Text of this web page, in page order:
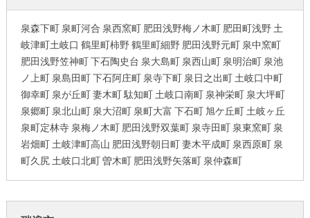
泉森下町 泉町河合 泉西窯町 肥田浅野梅ノ木町 肥田町浅野 土
岐津町土岐口 鶴里町柿野 鶴里町細野 肥田浅野元町 泉中窯町
肥田浅野笠神町 下石陶史台 泉大島町 泉西山町 泉明治町 泉池
ノ上町 泉島田町 下石阿庄町 泉寺下町 泉日之出町 土岐口中町
御幸町 泉が丘町 妻木町 駄知町 土岐口南町 泉神栄町 泉大坪町
泉郷町 泉北山町 泉大沼町 泉町大富 下石町 旭ケ丘町 土岐ヶ丘
泉町定林寺 泉梅ノ木町 肥田浅野双葉町 泉寺田町 泉東窯町 泉
岩畑町 土岐津町高山 肥田浅野朝日町 妻木平成町 泉西原町 泉
町久尻 土岐口北町 曽木町 肥田浅野矢落町 泉仲森町